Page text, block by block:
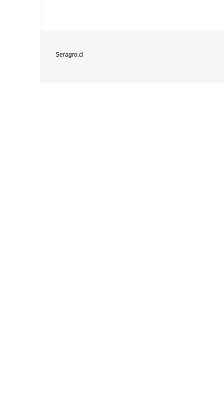
Seragro.cl